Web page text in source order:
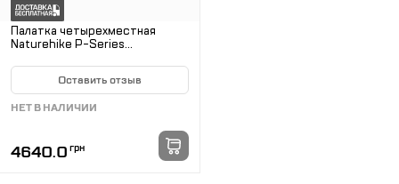
Палатка четырехместная
Naturehike P-Series
Оставить отзыв
НЕТ В НАЛИЧИИ
4640.0 грн